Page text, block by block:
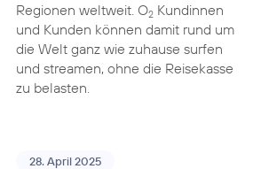
Regionen weltweit. O2Kundinnen
und Kunden können damit rund um
die Welt ganz wie zuhause surfen
und streamen, ohne die Reisekasse
zu belasten.
28. April 2025